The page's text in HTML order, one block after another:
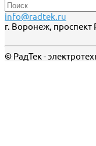
info@radtek.ru
г. Воронеж,
© РадТек -